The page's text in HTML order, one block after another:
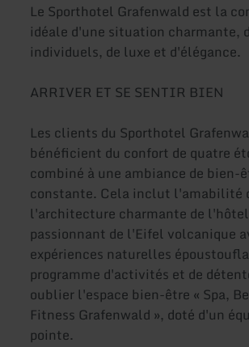
Le Sporthotel Grafenwald est la
idéale d'une situation charmante,
individuels, de luxe et d'élégance.
ARRIVER ET SE SENTIR BIEN
Les clients du Sporthotel
bénéficient du confort de quatre
combiné à une ambiance de bien-
constante. Cela inclut l'amabilité
l'architecture charmante de
passionnant de l'Eifel volcanique
expériences naturelles
programme d'activités et de
oublier l'espace bien-être « Spa,
Fitness Grafenwald », doté d'un
pointe.